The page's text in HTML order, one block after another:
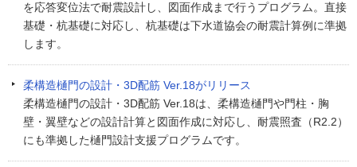
を応答変位法で耐震設計し、図面作成まで行うプログラム。直接
基礎・杭基礎に対応し、杭基礎は下水道協会の耐震計算例に準拠
します。
柔構造樋門の設計・3D配筋 Ver.18がリリース
柔構造樋門の設計・3D配筋 Ver.18は、柔構造樋門や門柱・胸
壁・翼壁などの設計計算と図面作成に対応し、耐震照査（R2.2）
にも準拠した樋門設計支援プログラムです。